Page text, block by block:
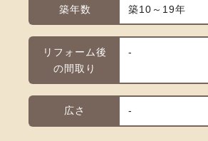
築年数 築10～19年
リフォーム後
の間取り
-
広さ -